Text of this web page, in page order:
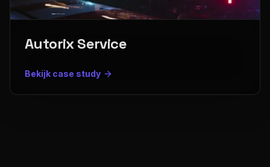
Autorix Service
Bekijk case study